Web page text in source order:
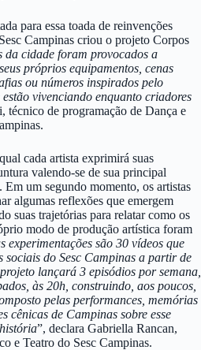
para essa toada de reinvenções
Campinas criou o projeto Corpos
da cidade foram provocados a
próprios equipamentos, cenas
ou números inspirados pelo
estão vivenciando enquanto criadores
técnico de programação de Dança e
cada artista exprimirá suas
valendo-se de sua principal
um segundo momento, os artistas
algumas reflexões que emergem
suas trajetórias para relatar como os
modo de produção artística foram
experimentações são 30 vídeos que
sociais do Sesc Campinas a partir de
lançará 3 episódios por semana,
às 20h, construindo, aos poucos,
pelas performances, memórias
cênicas de Campinas sobre esse
”, declara Gabriella Rancan,
e Teatro do Sesc Campinas.